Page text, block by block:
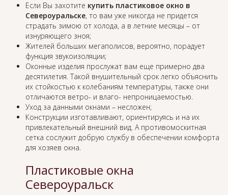
Если Вы захотите купить пластиковое окно в
Североуральске, то вам уже никогда не придется
страдать зимою от холода, а в летние месяцы – от
изнуряющего зноя;
Жителей больших мегаполисов, вероятно, порадует
функция звукоизоляции;
Оконные изделия прослужат вам еще примерно два
десятилетия. Такой внушительный срок легко объяснить
их стойкостью к колебаниям температуры, также они
отличаются ветро- и влаго- непроницаемостью.
Уход за данными окнами – несложен;
Конструкции изготавливают, ориентируясь и на их
привлекательный внешний вид. А противомоскитная
сетка сослужит добрую службу в обеспечении комфорта
для хозяев окна.
Пластиковые окна
Североуральск